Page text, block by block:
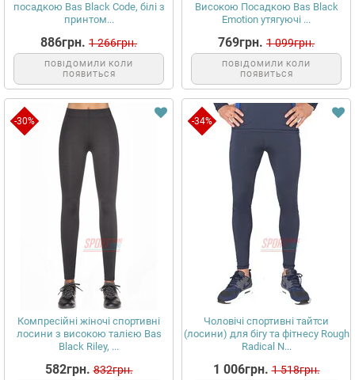
посадкою Bas Black Code, білі з
принтом...
886грн. 1 266грн.
ПОВІДОМИЛИ КОЛИ
ПОЯВИТЬСЯ
Високою Посадкою Bas Black
Emotion утягуючі ...
769грн. 1 099грн.
ПОВІДОМИЛИ КОЛИ
ПОЯВИТЬСЯ
-30%
Компресійні жіночі спортивні
лосини з високою талією Bas
Black Riley, ...
582грн. 832грн.
-34%
Чоловічі спортивні тайтси
(лосини) для бігу та фітнесу Rough
Radical N...
1 006грн. 1 518грн.